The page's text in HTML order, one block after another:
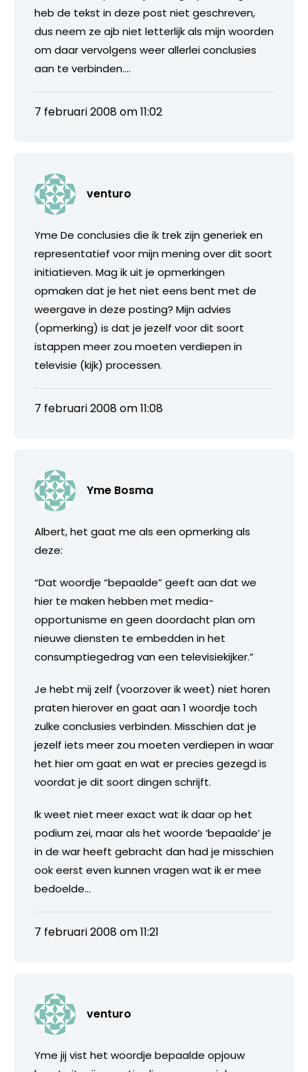
heb de tekst in deze post niet geschreven,
dus neem ze ajb niet letterlijk als mijn woorden
om daar vervolgens weer allerlei conclusies
aan te verbinden….
7 februari 2008 om 11:02
venturo
Yme De conclusies die ik trek zijn generiek en
representatief voor mijn mening over dit soort
initiatieven. Mag ik uit je opmerkingen
opmaken dat je het niet eens bent met de
weergave in deze posting? Mijn advies
(opmerking) is dat je jezelf voor dit soort
istappen meer zou moeten verdiepen in
televisie (kijk) processen.
7 februari 2008 om 11:08
Yme Bosma
Albert, het gaat me als een opmerking als
deze:
“Dat woordje “bepaalde” geeft aan dat we
hier te maken hebben met media-
opportunisme en geen doordacht plan om
nieuwe diensten te embedden in het
consumptiegedrag van een televisiekijker.”
Je hebt mij zelf (voorzover ik weet) niet horen
praten hierover en gaat aan 1 woordje toch
zulke conclusies verbinden. Misschien dat je
jezelf iets meer zou moeten verdiepen in waar
het hier om gaat en wat er precies gezegd is
voordat je dit soort dingen schrijft.
Ik weet niet meer exact wat ik daar op het
podium zei, maar als het woorde ‘bepaalde’ je
in de war heeft gebracht dan had je misschien
ook eerst even kunnen vragen wat ik er mee
bedoelde…
7 februari 2008 om 11:21
venturo
Yme jij vist het woordje bepaalde opjouw